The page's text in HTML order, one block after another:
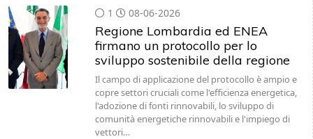
1 08-06-2026
Regione Lombardia ed ENEA
firmano un protocollo per lo
sviluppo sostenibile della regione
Il campo di applicazione del protocollo è ampio e
copre settori cruciali come l'efficienza energetica,
l'adozione di fonti rinnovabili, lo sviluppo di
comunità energetiche rinnovabili e l'impiego di
vettori…